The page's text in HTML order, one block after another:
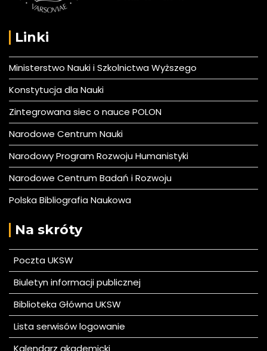
Linki
Ministerstwo Nauki i Szkolnictwa Wyższego
Konstytucja dla Nauki
Zintegrowana siec o nauce POLON
Narodowe Centrum Nauki
Narodowy Program Rozwoju Humanistyki
Narodowe Centrum Badań i Rozwoju
Polska Bibliografia Naukowa
Na skróty
Poczta UKSW
Biuletyn informacji publicznej
Biblioteka Główna UKSW
Lista serwisów logowanie
Kalendarz akademicki